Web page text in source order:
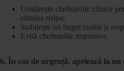
Urmărește cheltuielile zilnice
elimina risipa;
Stabilește un buget realist și
Evită cheltuielile impulsive.
6. În caz de urgență, apelează la